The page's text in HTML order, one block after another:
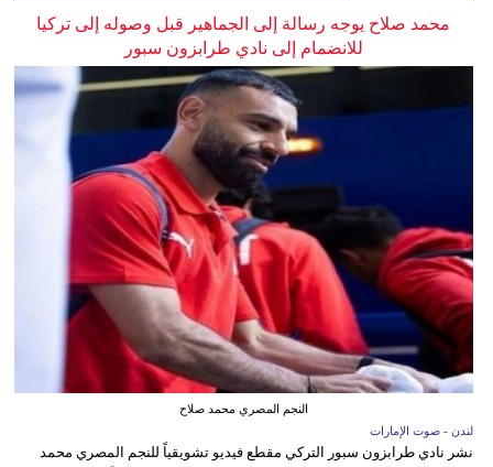
محمد صلاح يوجه رسالة إلى الجماهير قبل وصوله إلى تركيا
للانضمام إلى نادي طرابزون سبور
النجم المصري محمد صلاح
لندن - صوت الإمارات
نشر نادي طرابزون سبور التركي مقطع فيديو تشويقياً للنجم المصري محمد